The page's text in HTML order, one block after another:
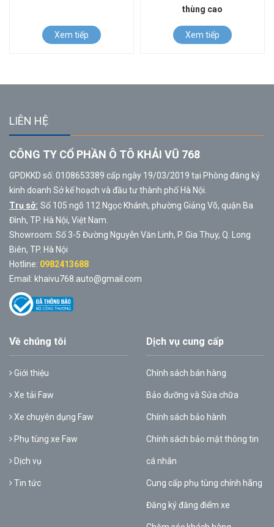
Xem tiếp
thùng cao
Xem tiếp
LIÊN HỆ
CÔNG TY CỔ PHẦN Ô TÔ KHẢI VŨ 768
GPDKKD số: 0108653389 cấp ngày 19/03/2019 tại Phòng đăng ký
kinh doanh Sở kế hoạch và đầu tư thành phố Hà Nội.
Trụ sở: Số 105 ngõ 112 Ngọc Khánh, phường Giảng Võ, quận Ba
Đình, TP. Hà Nội, Việt Nam.
Showroom: Số 3-5 Đường Nguyễn Văn Linh, P. Gia Thụy, Q. Long
Biên, TP. Hà Nội
Hotline: 0982413688
Email: khaivu768.auto@gmail.com
Về chúng tôi
Giới thiệu
Xe tải Faw
Xe chuyên dụng Faw
Phụ tùng xe Faw
Dịch vụ
Tin tức
Dịch vụ cung cấp
Chính sách bán hàng
Bảo dưỡng và Sửa chữa
Chính sách bảo hành
Chính sách bảo mật thông tin
cá nhân
Cung cấp phụ tùng chính hãng
Đăng ký đăng điểm xe